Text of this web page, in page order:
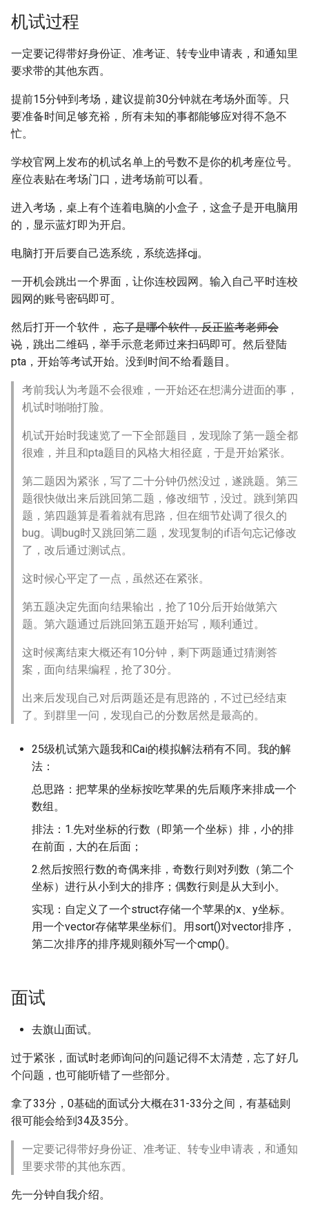
机试过程
一定要记得带好身份证、准考证、转专业申请表，和通知里
要求带的其他东西。
提前15分钟到考场，建议提前30分钟就在考场外面等。只
要准备时间足够充裕，所有未知的事都能够应对得不急不
忙。
学校官网上发布的机试名单上的号数不是你的机考座位号。
座位表贴在考场门口，进考场前可以看。
进入考场，桌上有个连着电脑的小盒子，这盒子是开电脑用
的，显示蓝灯即为开启。
电脑打开后要自己选系统，系统选择cjj。
一开机会跳出一个界面，让你连校园网。输入自己平时连校
园网的账号密码即可。
然后打开一个软件， 忘了是哪个软件，反正监考老师会
说 ，跳出二维码，举手示意老师过来扫码即可。然后登陆
pta，开始等考试开始。没到时间不给看题目。
考前我认为考题不会很难，一开始还在想满分进面的事，
机试时啪啪打脸。
机试开始时我速览了一下全部题目，发现除了第一题全都
很难，并且和pta题目的风格大相径庭，于是开始紧张。
第二题因为紧张，写了二十分钟仍然没过，遂跳题。第三
题很快做出来后跳回第二题，修改细节，没过。跳到第四
题，第四题算是看着就有思路，但在细节处调了很久的
bug。调bug时又跳回第二题，发现复制的if语句忘记修改
了，改后通过测试点。
这时候心平定了一点，虽然还在紧张。
第五题决定先面向结果输出，抢了10分后开始做第六
题。第六题通过后跳回第五题开始写，顺利通过。
这时候离结束大概还有10分钟，剩下两题通过猜测答
案，面向结果编程，抢了30分。
出来后发现自己对后两题还是有思路的，不过已经结束
了。到群里一问，发现自己的分数居然是最高的。
25级机试第六题我和Cai的模拟解法稍有不同。我的解
法：
总思路：把苹果的坐标按吃苹果的先后顺序来排成一个
数组。
排法：1.先对坐标的行数（即第一个坐标）排，小的排
在前面，大的在后面；
2.然后按照行数的奇偶来排，奇数行则对列数（第二个
坐标）进行从小到大的排序；偶数行则是从大到小。
实现：自定义了一个struct存储一个苹果的x、y坐标。
用一个vector存储苹果坐标们。用sort()对vector排序，
第二次排序的排序规则额外写一个cmp()。
面试
去旗山面试。
过于紧张，面试时老师询问的问题记得不太清楚，忘了好几
个问题，也可能听错了一些部分。
拿了33分，0基础的面试分大概在31-33分之间，有基础则
很可能会给到34及35分。
一定要记得带好身份证、准考证、转专业申请表，和通知
里要求带的其他东西。
先一分钟自我介绍。